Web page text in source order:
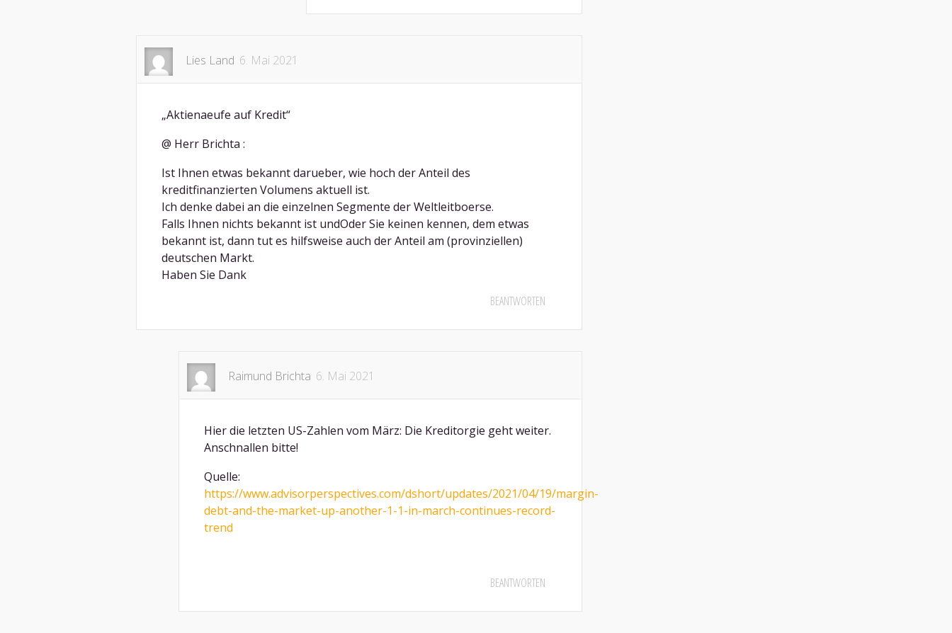
Lies Land 6. Mai 2021
„Aktienaeufe auf Kredit“
@ Herr Brichta :
Ist Ihnen etwas bekannt darueber, wie hoch der Anteil des
kreditfinanzierten Volumens aktuell ist.
Ich denke dabei an die einzelnen Segmente der Weltleitboerse.
Falls Ihnen nichts bekannt ist undOder Sie keinen kennen, dem etwas
bekannt ist, dann tut es hilfsweise auch der Anteil am (provinziellen)
deutschen Markt.
Haben Sie Dank
BEANTWORTEN
Raimund Brichta 6. Mai 2021
Hier die letzten US-Zahlen vom März: Die Kreditorgie geht weiter.
Anschnallen bitte!
Quelle:
https://www.advisorperspectives.com/dshort/updates/2021/04/19/margin-
debt-and-the-market-up-another-1-1-in-march-continues-record-
trend
BEANTWORTEN